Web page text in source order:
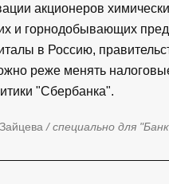
акционеров
и горнодобывающих
в Россию,
реже менять
"Сбербанка".
/ специально для